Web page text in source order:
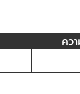
คว